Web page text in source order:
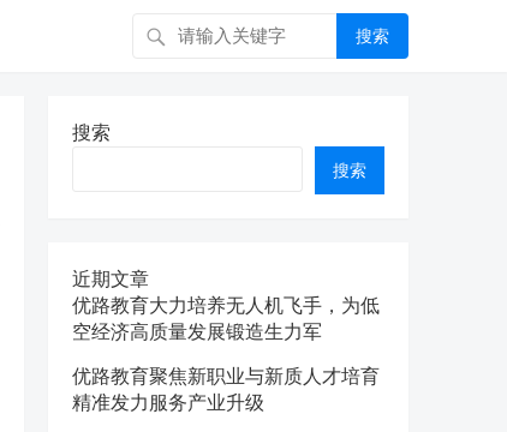
搜索
搜索
搜索
近期文章
优路教育大力培养无人机飞手，为低
空经济高质量发展锻造生力军
优路教育聚焦新职业与新质人才培育
精准发力服务产业升级